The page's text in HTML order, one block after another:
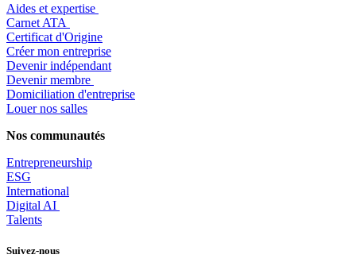
Aides et expertise
​Carnet ATA
Certificat d'Origine
Créer mon entreprise
Devenir indépendant
Devenir membre
​Domiciliation d'entreprise
Louer nos salles
Nos communautés
Entrepreneurship
ESG
International
Digital AI
Talents
Suivez-nous